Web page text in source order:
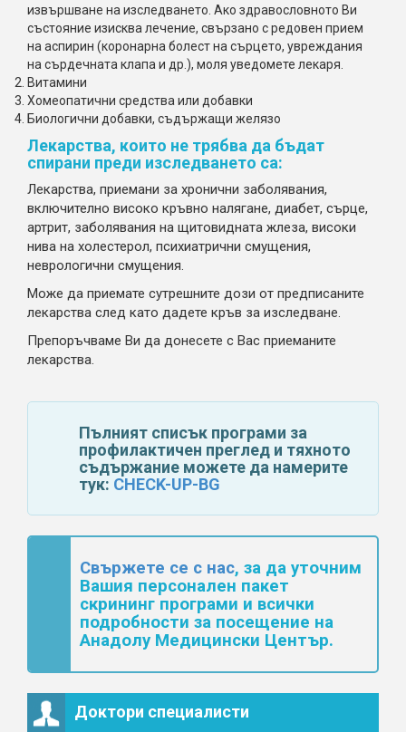
извършване на изследването. Ако здравословното Ви
състояние изисква лечение, свързано с редовен прием
на аспирин (коронарна болест на сърцето, увреждания
на сърдечната клапа и др.), моля уведомете лекаря.
Витамини
Хомеопатични средства или добавки
Биологични добавки, съдържащи желязо
Лекарства, които не трябва да бъдат
спирани преди изследването са:
Лекарства, приемани за хронични заболявания,
включително високо кръвно налягане, диабет, сърце,
артрит, заболявания на щитовидната жлеза, високи
нива на холестерол, психиатрични смущения,
неврологични смущения.
Може да приемате сутрешните дози от предписаните
лекарства след като дадете кръв за изследване.
Препоръчваме Ви да донесете с Вас приеманите
лекарства.
Пълният списък програми за
профилактичен преглед и тяхното
съдържание можете да намерите
тук: CHECK-UP-BG
Свържете се с нас, за да уточним
Вашия персонален пакет
скрининг програми и всички
подробности за посещение на
Анадолу Медицински Център.
Доктори специалисти